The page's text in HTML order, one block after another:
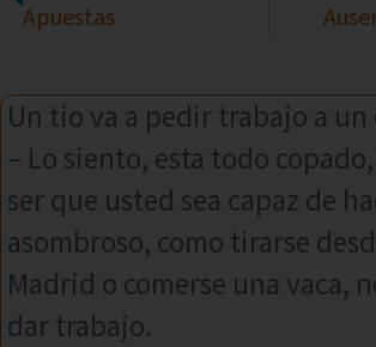
Apuestas
Un tio va a pedir trabajo a un
– Lo siento, esta todo
ser que usted sea capaz de
asombroso, como tirarse
Madrid o comerse una vaca,
dar trabajo.